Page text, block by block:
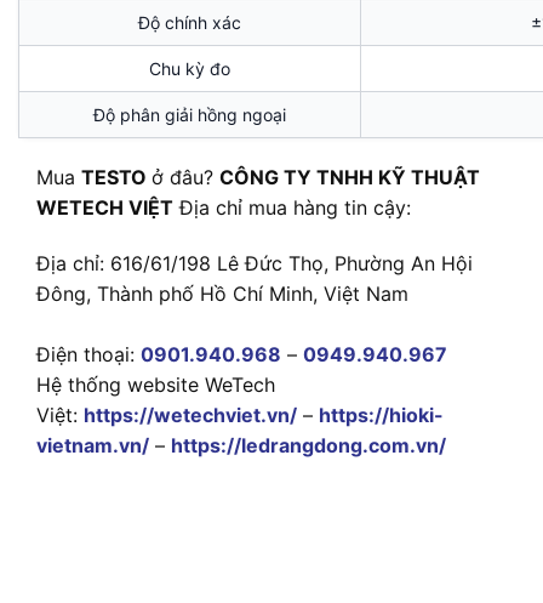
Độ chính xác
Chu kỳ đo
Độ phân giải hồng ngoại
Mua TESTO ở đâu? CÔNG TY TNHH KỸ THUẬT
WETECH VIỆT Địa chỉ mua hàng tin cậy:
Địa chỉ: 616/61/198 Lê Đức Thọ, Phường An Hội
Đông, Thành phố Hồ Chí Minh, Việt Nam
Điện thoại: 0901.940.968 – 0949.940.967
Hệ thống website WeTech
Việt: https://wetechviet.vn/ – https://hioki-
vietnam.vn/ – https://ledrangdong.com.vn/